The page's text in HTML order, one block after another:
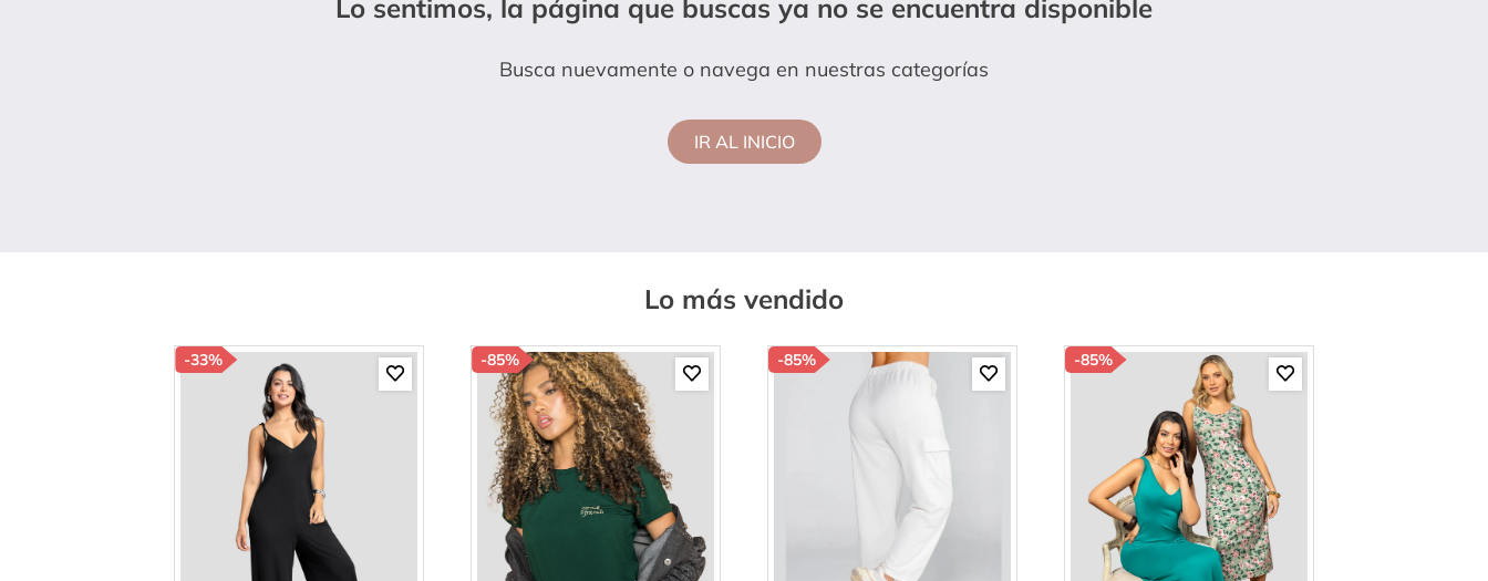
Lo sentimos, la página que buscas ya no se encuentra disponible
Busca nuevamente o navega en nuestras categorías
IR AL INICIO
Lo más vendido
-33% -85% -85% -85%
10. camibuzo